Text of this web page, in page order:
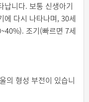
납니다. 보통 신생아기
에 다시 나타나며, 30세
조기(빠르면 7세
의 형성 부전이 있습니